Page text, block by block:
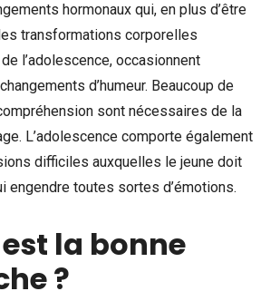
hormonaux qui, en plus d’être
transformations corporelles
l’adolescence, occasionnent
d’humeur. Beaucoup de
sont nécessaires de la
L’adolescence comporte également
difficiles auxquelles le jeune doit
engendre toutes sortes d’émotions.
la bonne
?